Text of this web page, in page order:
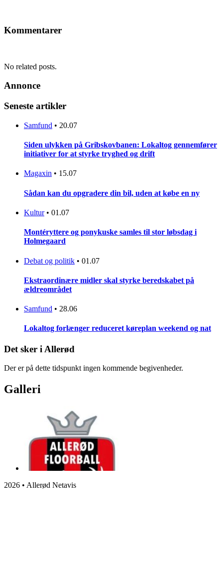
Kommentarer
No related posts.
Annonce
Seneste artikler
Samfund • 20.07
Siden ulykken på Gribskovbanen: Lokaltog gennemfører
initiativer for at styrke tryghed og drift
Magaxin • 15.07
Sådan kan du opgradere din bil, uden at købe en ny
Kultur • 01.07
Montéryttere og ponykuske samles til stor løbsdag i
Holmegaard
Debat og politik • 01.07
Ekstraordinære midler skal styrke beredskabet på
ældreområdet
Samfund • 28.06
Lokaltog forlænger reduceret køreplan weekend og nat
Det sker i Allerød
Der er på dette tidspunkt ingen kommende begivenheder.
Galleri
2026 • Allerød Netavis